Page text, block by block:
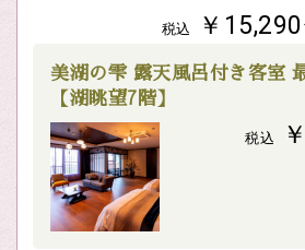
税込 ￥
美湖の雫 露天風呂付き客室
【湖眺望7階】
税込